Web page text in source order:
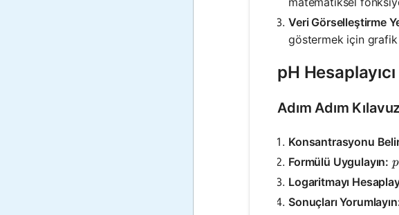
Veri Görselleştirme
göstermek için
pH Hesaplayıcı
Adım Adım
Konsantrasyonu
Formülü Uygulayın: p
Logaritmayı
Sonuçları